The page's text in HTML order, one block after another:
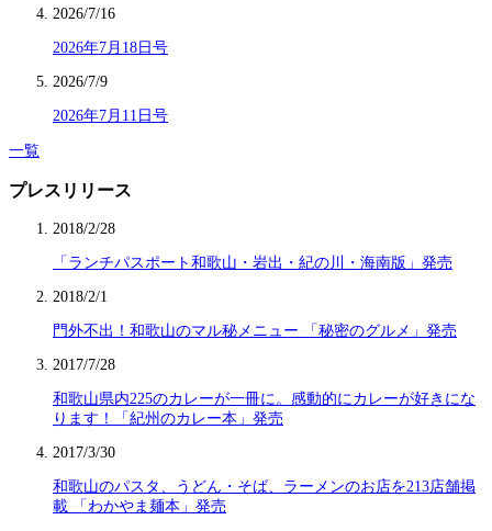
2026/7/16
2026年7月18日号
2026/7/9
2026年7月11日号
一覧
プレスリリース
2018/2/28
「ランチパスポート和歌山・岩出・紀の川・海南版」発売
2018/2/1
門外不出！和歌山のマル秘メニュー 「秘密のグルメ」発売
2017/7/28
和歌山県内225のカレーが一冊に。感動的にカレーが好きにな
ります！「紀州のカレー本」発売
2017/3/30
和歌山のパスタ、うどん・そば、ラーメンのお店を213店舗掲
載 「わかやま麺本」発売